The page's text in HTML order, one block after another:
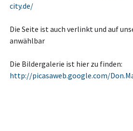
city.de/
Die Seite ist auch verlinkt und auf
anwählbar
Die Bildergalerie ist hier zu finden:
http://picasaweb.google.com/